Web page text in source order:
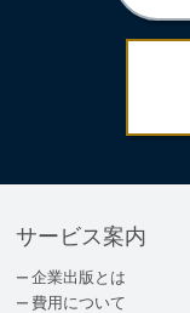
サービス案内
企業出版とは
費用について